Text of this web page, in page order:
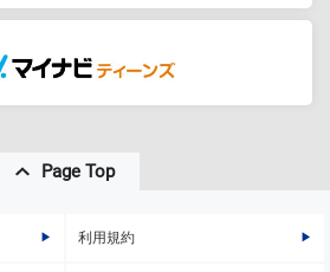
Page Top
利用規約